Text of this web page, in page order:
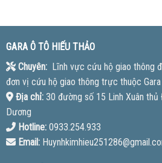
GARA Ô TÔ HIẾU THẢO
Chuyên:Lĩnh vực cứu hộ giao thông
đơn vị cứu hộ giao thông trực thuộc
Địa chỉ:30 đường số 15 Linh Xuân thủ
Dương
Hotline:0933.254.933
Email: